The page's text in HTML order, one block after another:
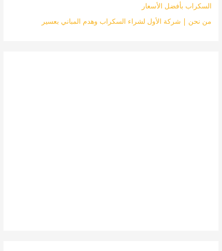
السكراب بأفضل الأسعار
من نحن | شركة الأول لشراء السكراب وهدم المباني بعسير